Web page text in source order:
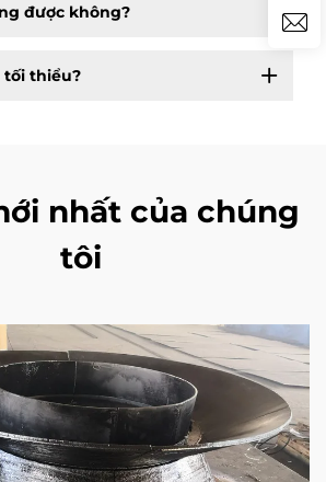
được không?
tối thiểu?
nhất của chúng
tôi